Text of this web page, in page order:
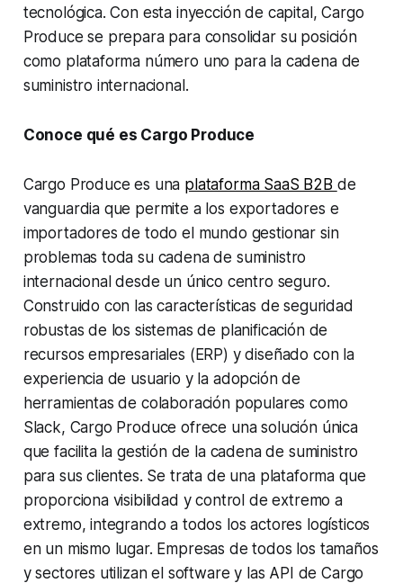
tecnológica. Con esta inyección de capital, Cargo
Produce se prepara para consolidar su posición
como plataforma número uno para la cadena de
suministro internacional.
Conoce qué es Cargo Produce
Cargo Produce es una plataforma SaaS B2B de
vanguardia que permite a los exportadores e
importadores de todo el mundo gestionar sin
problemas toda su cadena de suministro
internacional desde un único centro seguro.
Construido con las características de seguridad
robustas de los sistemas de planificación de
recursos empresariales (ERP) y diseñado con la
experiencia de usuario y la adopción de
herramientas de colaboración populares como
Slack, Cargo Produce ofrece una solución única
que facilita la gestión de la cadena de suministro
para sus clientes. Se trata de una plataforma que
proporciona visibilidad y control de extremo a
extremo, integrando a todos los actores logísticos
en un mismo lugar. Empresas de todos los tamaños
y sectores utilizan el software y las API de Cargo